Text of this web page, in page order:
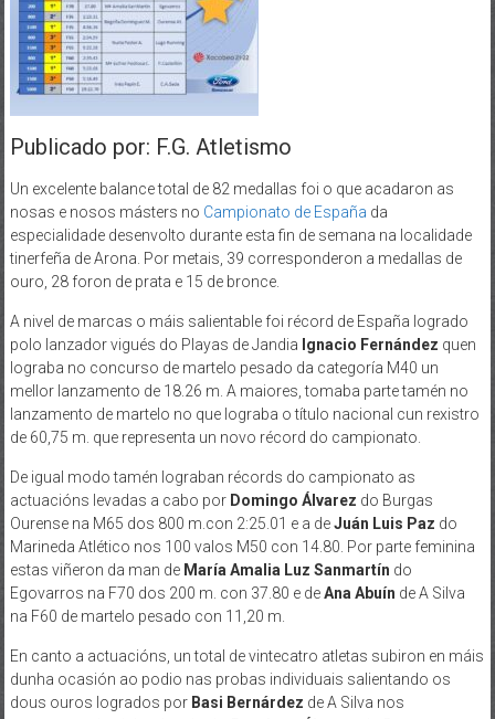
Publicado por: F.G. Atletismo
Un excelente balance total de 82 medallas foi o que acadaron as
nosas e nosos másters no Campionato de España da
especialidade desenvolto durante esta fin de semana na localidade
tinerfeña de Arona. Por metais, 39 corresponderon a medallas de
ouro, 28 foron de prata e 15 de bronce.
A nivel de marcas o máis salientable foi récord de España logrado
polo lanzador vigués do Playas de Jandia Ignacio Fernández quen
lograba no concurso de martelo pesado da categoría M40 un
mellor lanzamento de 18.26 m. A maiores, tomaba parte tamén no
lanzamento de martelo no que lograba o título nacional cun rexistro
de 60,75 m. que representa un novo récord do campionato.
De igual modo tamén lograban récords do campionato as
actuacións levadas a cabo por Domingo Álvarez do Burgas
Ourense na M65 dos 800 m.con 2:25.01 e a deJuán Luis Paz do
Marineda Atlético nos 100 valos M50 con 14.80. Por parte feminina
estas viñeron da man de María Amalia Luz Sanmartín do
Egovarros na F70 dos 200 m. con 37.80 e deAna Abuín de A Silva
na F60 de martelo pesado con 11,20 m.
En canto a actuacións, un total de vintecatro atletas subiron en máis
dunha ocasión ao podio nas probas individuais salientando os
dous ouros logrados por Basi Bernárdez de A Silva nos